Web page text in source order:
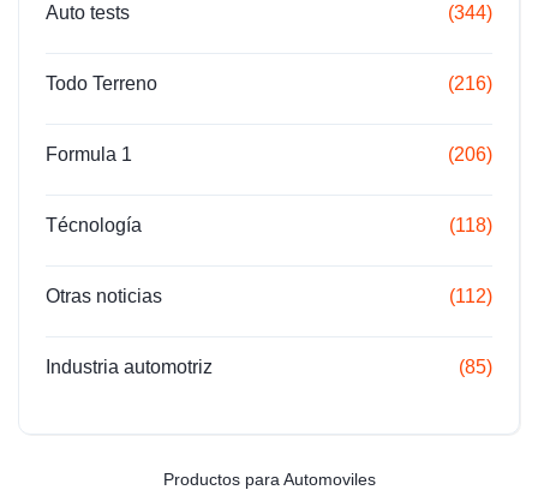
Auto tests (344)
Todo Terreno (216)
Formula 1 (206)
Técnología (118)
Otras noticias (112)
Industria automotriz (85)
Productos para Automoviles